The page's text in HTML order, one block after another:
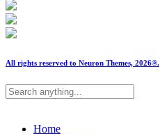
All rights reserved to Neuron Themes, 2026®.
Home